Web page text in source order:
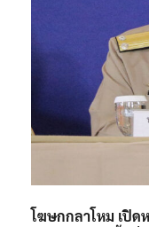
โฆษกกลาโหม เปิด